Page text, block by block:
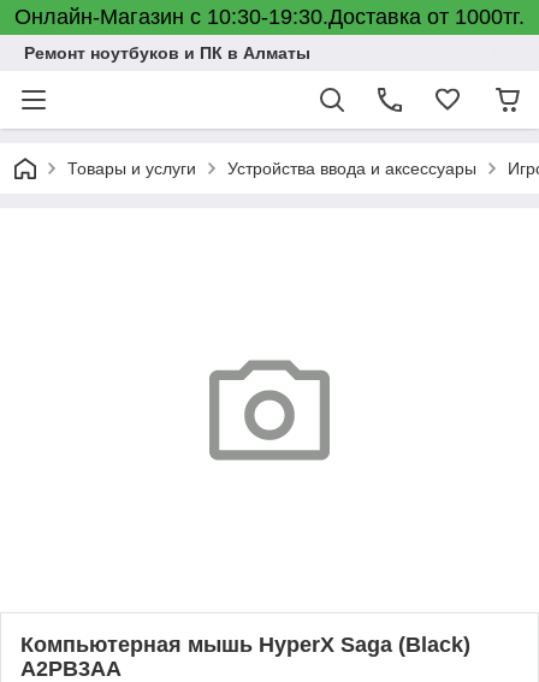
Онлайн-Магазин с 10:30-19:30.Доставка от 1000тг.
Ремонт ноутбуков и ПК в Алматы
Товары и услуги Устройства ввода и аксессуары
Компьютерная мышь HyperX Saga (Black)
A2PB3AA